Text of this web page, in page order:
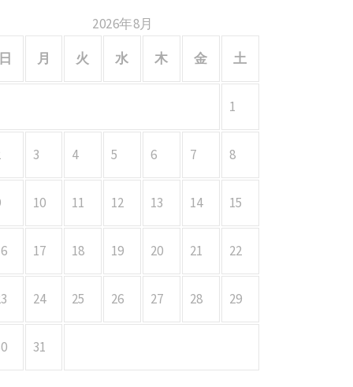
2026年8月
月 火 水 木 金 土
1
3 4 5 6 7 8
10 11 12 13 14 15
17 18 19 20 21 22
24 25 26 27 28 29
31